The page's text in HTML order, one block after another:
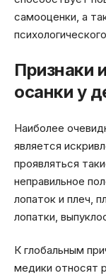
самооценки, а
Признаки
осанки у
Наиболее
является
проявляться
неправильное
лопаток и плеч,
лопатки,
К глобальным
медики относят